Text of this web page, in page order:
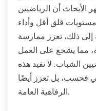
الأبحاث أن الرياضيين
قلق أقل وأداء
ذلك، تعزز ممارسة
مما يشجع على العمل
الشباب. لا تفيد هذه
فحسب، بل تعزز أيضًا
الرفاهية العامة.